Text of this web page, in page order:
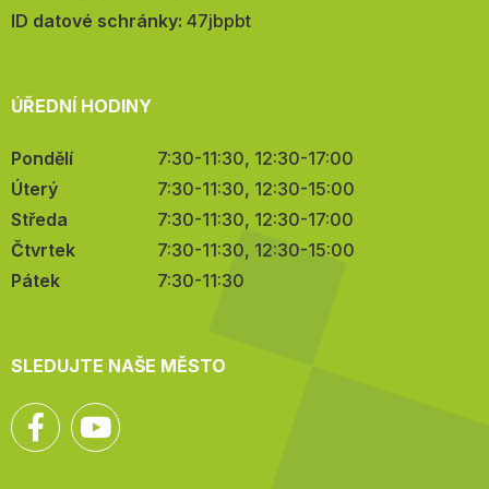
mail:
ID datové schránky: 47jbpbt
ÚŘEDNÍ HODINY
Pondělí
7:30-11:30, 12:30-17:00
Úterý
7:30-11:30, 12:30-15:00
Středa
7:30-11:30, 12:30-17:00
Čtvrtek
7:30-11:30, 12:30-15:00
Pátek
7:30-11:30
SLEDUJTE NAŠE MĚSTO
Facebook